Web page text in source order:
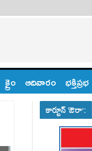
క్రైం ఆదివారం భక్తిప్రభ
కార్టూన్ ‘ఔరా’: